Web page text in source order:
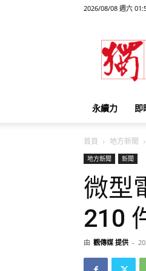
2026/08/08 週六
永續力 即
首頁 地方新聞
地方新聞 新聞
微型
210
由 觀傳媒 提供 -